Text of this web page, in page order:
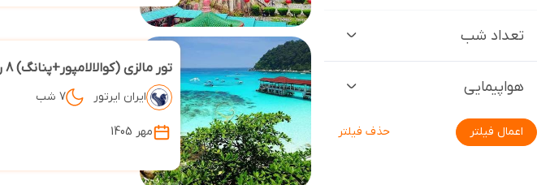
تعداد شب
هواپیمایی
اعمال فیلتر حذف فیلتر
تور مالزی (کوالالامپور+پنانگ) 8 روز 11 مهر
ایران ایرتور 7 شب
مهر 1405